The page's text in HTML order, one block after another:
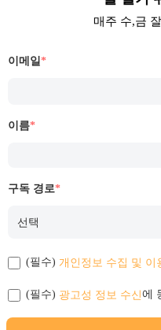
매주 수,금
이메일*
이름*
구독 경로*
(필수) 개인정보 수집 및 이
(필수) 광고성 정보 수신에